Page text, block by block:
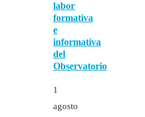
labor
formativa
e
informativa
del
Observatorio
1
agosto